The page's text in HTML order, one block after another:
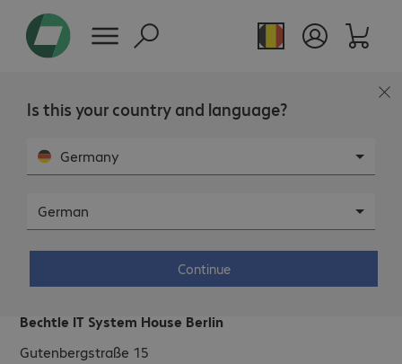
Is this your country and language?
Germany
German
Continue
Bechtle IT System House Berlin.
Coordonnées.
Bechtle IT System House Berlin
Gutenbergstraße 15